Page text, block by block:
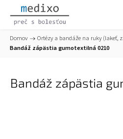
Domov / Ortézy a bandáže na ruky (lakeť,
Bandáž zápästia gumotextilná 0210
Bandáž zápästia